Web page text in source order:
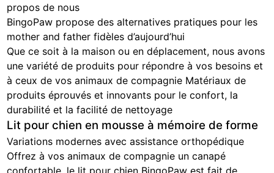
propos de nous
BingoPaw propose des alternatives pratiques pour les
mother and father fidèles d’aujourd’hui
Que ce soit à la maison ou en déplacement, nous avons
une variété de produits pour répondre à vos besoins et
à ceux de vos animaux de compagnie Matériaux de
produits éprouvés et innovants pour le confort, la
durabilité et la facilité de nettoyage
Lit pour chien en mousse à mémoire de forme
Variations modernes avec assistance orthopédique
Offrez à vos animaux de compagnie un canapé
confortable, le lit pour chien BingoPaw est fait de